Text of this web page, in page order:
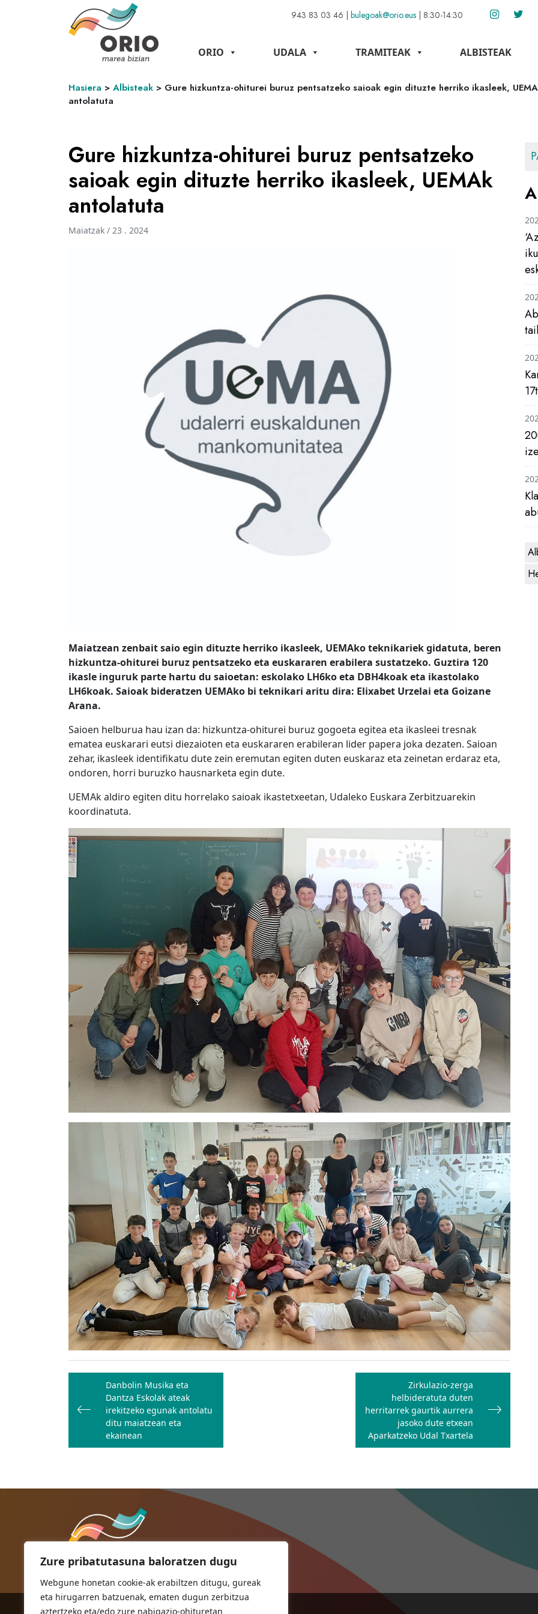
Zure pribatutasuna baloratzen dugu
Webgune honetan cookie-ak erabiltzen ditugu, gureak
eta hirugarren batzuenak, ematen dugun zerbitzua
aztertzeko eta/edo zure nabigazio-ohituretan
943 83 03 46 | bulegoak@orio.eus | 8:30-14:30
ORIO UDALA TRAMITEAK ALBISTEAK
Hasiera > Albisteak > Gure hizkuntza-ohiturei buruz pentsatzeko saioak egin dituzte herriko ikasleek,
antolatuta
Gure hizkuntza-ohiturei buruz pentsatzeko
saioak egin dituzte herriko ikasleek, UEMAk
antolatuta
Maiatzak / 23 . 2024
Maiatzean zenbait saio egin dituzte herriko ikasleek, UEMAko teknikariek gidatuta, beren
hizkuntza-ohiturei buruz pentsatzeko eta euskararen erabilera sustatzeko. Guztira 120
ikasle inguruk parte hartu du saioetan: eskolako LH6ko eta DBH4koak eta ikastolako
LH6koak. Saioak bideratzen UEMAko bi teknikari aritu dira: Elixabet Urzelai eta Goizane
Arana.
Saioen helburua hau izan da: hizkuntza-ohiturei buruz gogoeta egitea eta ikasleei tresnak
ematea euskarari eutsi diezaioten eta euskararen erabileran lider papera joka dezaten. Saioan
zehar, ikasleek identifikatu dute zein eremutan egiten duten euskaraz eta zeinetan erdaraz eta,
ondoren, horri buruzko hausnarketa egin dute.
UEMAk aldiro egiten ditu horrelako saioak ikastetxeetan, Udaleko Euskara Zerbitzuarekin
koordinatuta.
Bidalketetan
zehar
nabigatu
Danbolin Musika eta
Dantza Eskolak ateak
irekitzeko egunak antolatu
ditu maiatzean eta
ekainean
Zirkulazio-zerga
helbideratuta duten
herritarrek gaurtik aurrera
jasoko dute etxean
Aparkatzeko Udal Txartela